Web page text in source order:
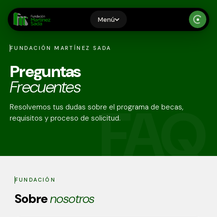
Menú
Inicio
Quiénes Somos
Proceso
Recursos
Becarios
FUNDACIÓN MARTÍNEZ SADA
Preguntas
Frecuentes
Resolvemos tus dudas sobre el programa de becas,
requisitos y proceso de solicitud.
FUNDACIÓN
Sobrenosotros